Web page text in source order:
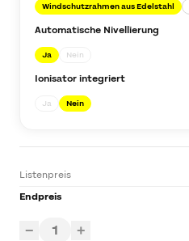
Windschutzrahmen aus Edelstahl
Automatische Nivellierung
Ja Nein
Ionisator integriert
Ja Nein
Listenpreis
Endpreis
− 1 +